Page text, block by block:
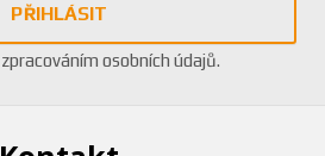
PŘIHLÁSIT
zpracováním osobních údajů.